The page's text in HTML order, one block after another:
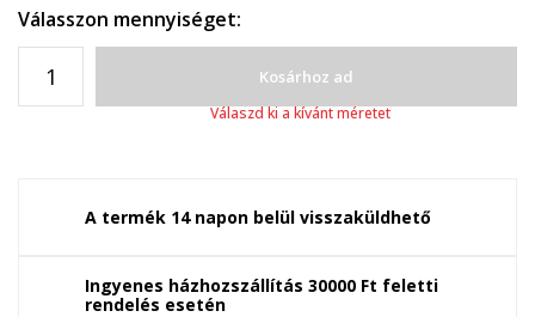
Válasszon mennyiséget:
Kosárhoz ad
Válaszd ki a kívánt méretet
A termék 14 napon belül visszaküldhető
Ingyenes házhozszállítás 30000 Ft feletti
rendelés esetén